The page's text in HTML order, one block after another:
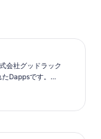
会社グッドラック
Dappsです。
レーションゲー
かりやすさで定番